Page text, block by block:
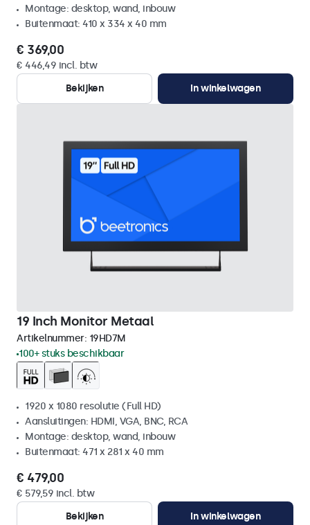
Montage: desktop, wand, inbouw
Buitenmaat: 410 x 334 x 40 mm
€ 369,00
€ 446,49 incl. btw
Bekijken
In winkelwagen
19 Inch Monitor Metaal
Artikelnummer: 19HD7M
100+ stuks beschikbaar
1920 x 1080 resolutie (Full HD)
Aansluitingen: HDMI, VGA, BNC, RCA
Montage: desktop, wand, inbouw
Buitenmaat: 471 x 281 x 40 mm
€ 479,00
€ 579,59 incl. btw
Bekijken
In winkelwagen